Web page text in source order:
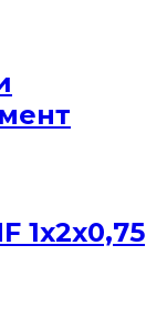
1х2х0,75